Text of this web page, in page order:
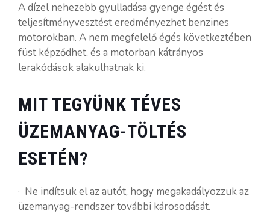
A dízel nehezebb gyulladása gyenge égést és
teljesítményvesztést eredményezhet benzines
motorokban. A nem megfelelő égés következtében
füst képződhet, és a motorban kátrányos
lerakódások alakulhatnak ki.
MIT TEGYÜNK TÉVES
ÜZEMANYAG-TÖLTÉS
ESETÉN?
· Ne indítsuk el az autót, hogy megakadályozzuk az
üzemanyag-rendszer további károsodását.